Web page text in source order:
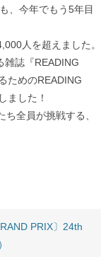
、今年でもう5年目
人を超えました。
雑誌『READING
ためのREADING
ました！
全員が挑戦する、
PRIX〕24th